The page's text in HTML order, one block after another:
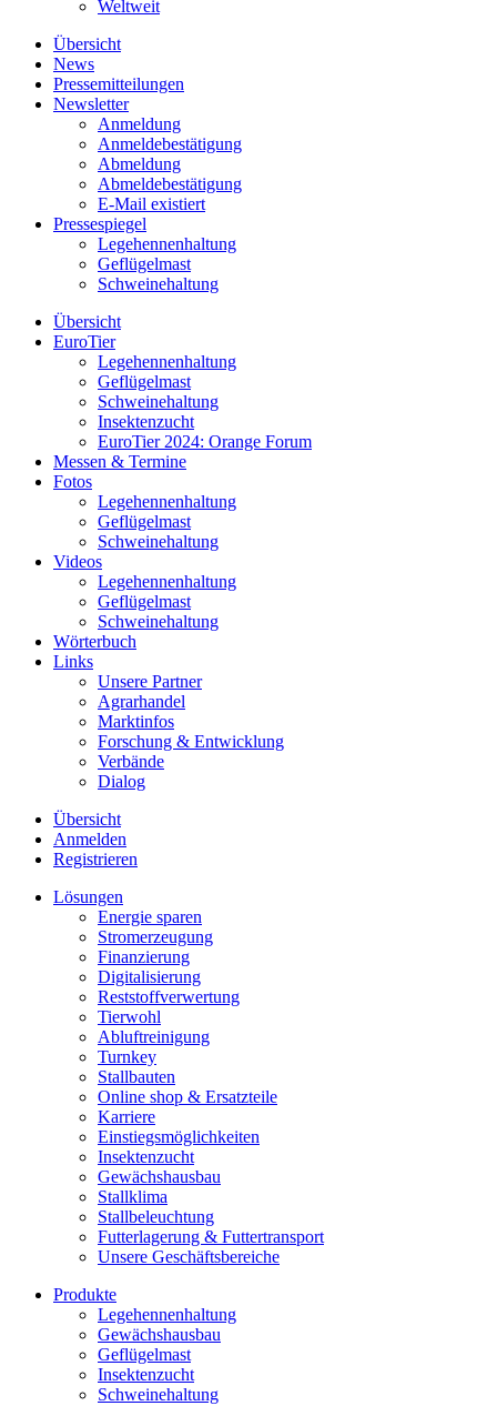
Weltweit
Übersicht
News
Pressemitteilungen
Newsletter
Anmeldung
Anmeldebestätigung
Abmeldung
Abmeldebestätigung
E-Mail existiert
Pressespiegel
Legehennenhaltung
Geflügelmast
Schweinehaltung
Übersicht
EuroTier
Legehennenhaltung
Geflügelmast
Schweinehaltung
Insektenzucht
EuroTier 2024: Orange Forum
Messen & Termine
Fotos
Legehennenhaltung
Geflügelmast
Schweinehaltung
Videos
Legehennenhaltung
Geflügelmast
Schweinehaltung
Wörterbuch
Links
Unsere Partner
Agrarhandel
Marktinfos
Forschung & Entwicklung
Verbände
Dialog
Übersicht
Anmelden
Registrieren
Lösungen
Energie sparen
Stromerzeugung
Finanzierung
Digitalisierung
Reststoffverwertung
Tierwohl
Abluftreinigung
Turnkey
Stallbauten
Online shop & Ersatzteile
Karriere
Einstiegsmöglichkeiten
Insektenzucht
Gewächshausbau
Stallklima
Stallbeleuchtung
Futterlagerung & Futtertransport
Unsere Geschäftsbereiche
Produkte
Legehennenhaltung
Gewächshausbau
Geflügelmast
Insektenzucht
Schweinehaltung